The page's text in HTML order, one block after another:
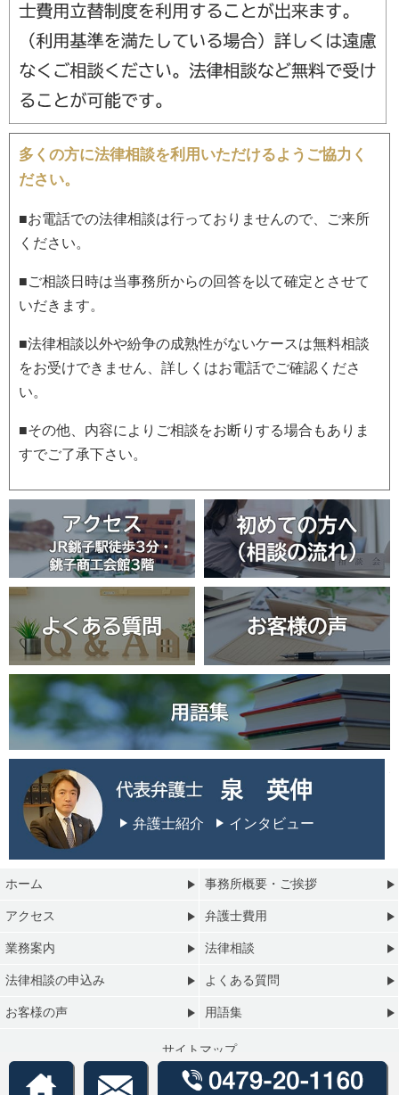
多くの方に法律相談を利用いただけるようご協力く
ださい。
■お電話での法律相談は行っておりませんので、ご来所
ください。
■ご相談日時は当事務所からの回答を以て確定とさせて
いだきます。
■法律相談以外や紛争の成熟性がないケースは無料相談
をお受けできません、詳しくはお電話でご確認くださ
い。
■その他、内容によりご相談をお断りする場合もありま
すでご了承下さい。
弁護士紹介 インタビュー
ホーム 事務所概要・ご挨拶
アクセス 弁護士費用
業務案内 法律相談
法律相談の申込み よくある質問
お客様の声 用語集
サイトマップ
プライバシーポリシー